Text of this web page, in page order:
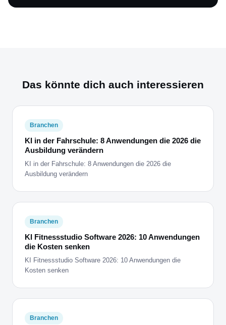
Das könnte dich auch interessieren
Branchen
KI in der Fahrschule: 8 Anwendungen die 2026 die
Ausbildung verändern
KI in der Fahrschule: 8 Anwendungen die 2026 die
Ausbildung verändern
Branchen
KI Fitnessstudio Software 2026: 10 Anwendungen
die Kosten senken
KI Fitnessstudio Software 2026: 10 Anwendungen die
Kosten senken
Branchen